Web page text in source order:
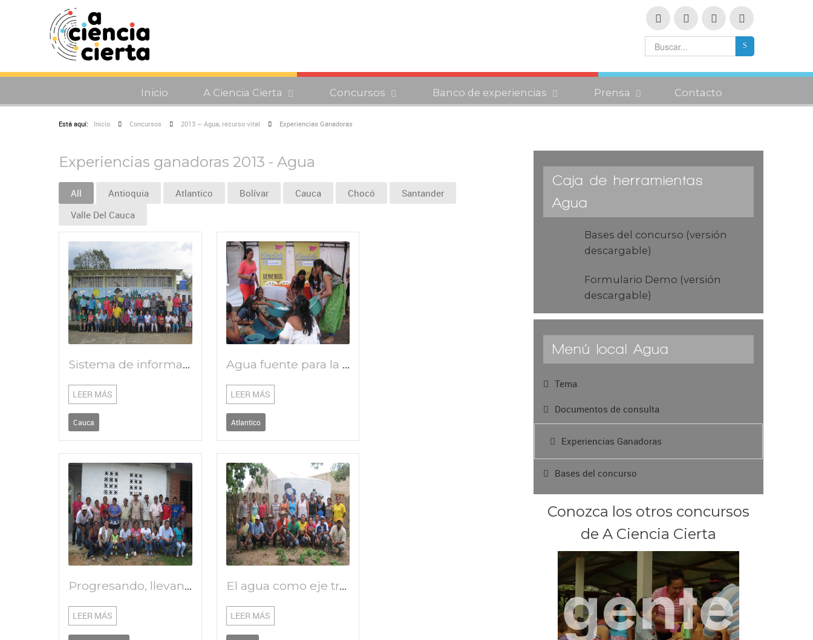
Inicio A Ciencia Cierta Concursos Banco de experiencias Prensa Contacto
Está aquí: Inicio Concursos 2013 – Agua, recurso vital Experiencias Ganadoras
Experiencias ganadoras 2013 - Agua
All Antioquia Atlantico Bolívar Cauca Chocó
Santander
Valle Del Cauca
Sistema de información para el acueducto San Roque
LEER MÁS
Cauca
Agua fuente para la vida
LEER MÁS
Atlantico
Progresando, llevando agua hacia el futuro
LEER MÁS
El agua como eje transformador de la comunidad de Emaús, municipio de Magangué, Bolívar
LEER MÁS
Caja de herramientas
Agua
Bases del concurso (versión
descargable)
Formulario Demo (versión
descargable)
Menú local Agua
Tema
Documentos de consulta
Experiencias Ganadoras
Bases del concurso
Conozca los otros concursos
de A Ciencia Cierta